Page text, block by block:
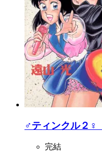
♂ティンクル２♀
完結